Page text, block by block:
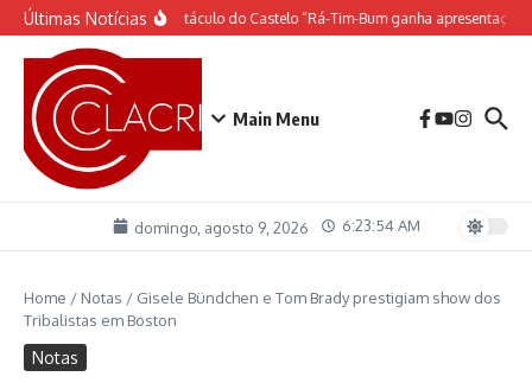
Ir para o conteúdo
Últimas NotíciasO espetáculo do Castelo “Rá-Tim-Bum ganha apresentação
Main Menu
domingo, agosto 9, 2026 6:23:55 AM
Home / Notas / Gisele Bündchen e Tom Brady prestigiam show dos
Tribalistas em Boston
Notas